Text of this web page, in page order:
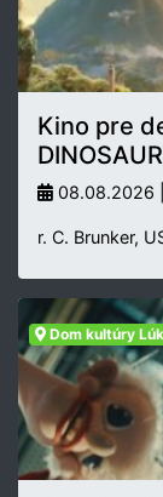
Kino pre
08.08.2026
r. C. Brunker,
Dom kultúry